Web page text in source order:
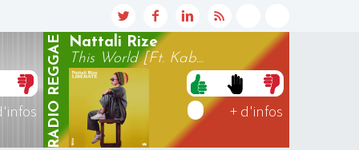
RADIO
REGGAE
Nattali Rize
This World [Ft. Kab...
+ d'infos